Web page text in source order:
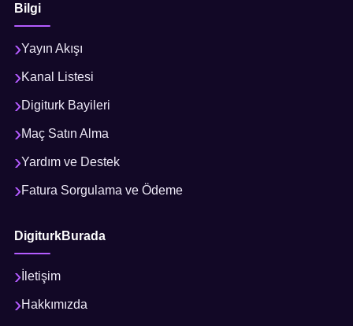
Bilgi
Yayın Akışı
Kanal Listesi
Digiturk Bayileri
Maç Satın Alma
Yardım ve Destek
Fatura Sorgulama ve Ödeme
DigiturkBurada
İletişim
Hakkımızda